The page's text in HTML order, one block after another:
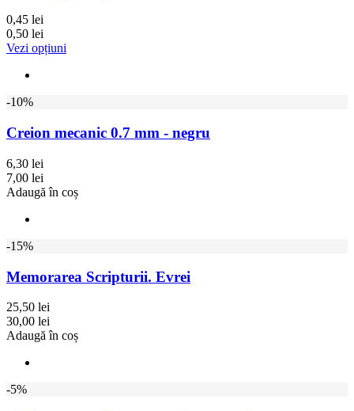
0,45 lei
0,50 lei
Vezi opțiuni
-10%
Creion mecanic 0.7 mm - negru
6,30 lei
7,00 lei
Adaugă în coș
-15%
Memorarea Scripturii. Evrei
25,50 lei
30,00 lei
Adaugă în coș
-5%